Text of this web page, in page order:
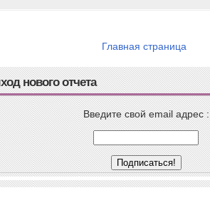
Главная страница
нового отчета
Введите свой email адрес :